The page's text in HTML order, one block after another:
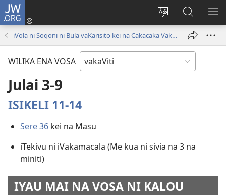
JW.ORG
Veisautaka
na
Dolava
(opens
new
Vaqara
ena
JW.ORG
iVola ni Soqoni ni Bula vaKarisito kei na Cakacaka Vakaitalatala | Julai 2017
WILIKA ENA VOSA
Julai 3-9
ISIKELI 11-14
Sere 36 kei na Masu
iTekivu ni iVakamacala (Me kua ni sivia na 3 na
miniti)
IYAU MAI NA VOSA NI KALOU